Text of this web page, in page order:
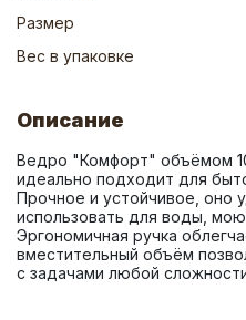
Размер
Вес в упаковке
Описание
Ведро "Комфорт" объёмом
идеально подходит для
Прочное и устойчивое, оно
использовать для воды,
Эргономичная ручка
вместительный объём
с задачами любой